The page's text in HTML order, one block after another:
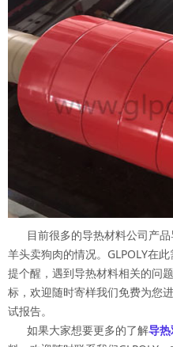
目前很多的导热材料公司产品
羊头卖狗肉的情况。GLPOLY在
提个醒，遇到导热材料相关的问
标，欢迎随时寄样我们免费为您
试报告。
如果大家想要更多的了解导